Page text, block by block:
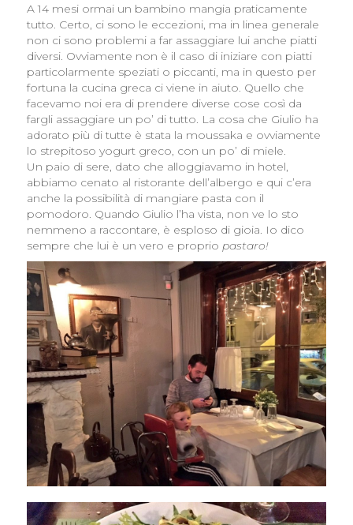
A 14 mesi ormai un bambino mangia praticamente
tutto. Certo, ci sono le eccezioni, ma in linea generale
non ci sono problemi a far assaggiare lui anche piatti
diversi. Ovviamente non è il caso di iniziare con piatti
particolarmente speziati o piccanti, ma in questo per
fortuna la cucina greca ci viene in aiuto. Quello che
facevamo noi era di prendere diverse cose così da
fargli assaggiare un po’ di tutto. La cosa che Giulio ha
adorato più di tutte è stata la moussaka e ovviamente
lo strepitoso yogurt greco, con un po’ di miele.
Un paio di sere, dato che alloggiavamo in hotel,
abbiamo cenato al ristorante dell’albergo e qui c’era
anche la possibilità di mangiare pasta con il
pomodoro. Quando Giulio l’ha vista, non ve lo sto
nemmeno a raccontare, è esploso di gioia. Io dico
sempre che lui è un vero e proprio pastaro!